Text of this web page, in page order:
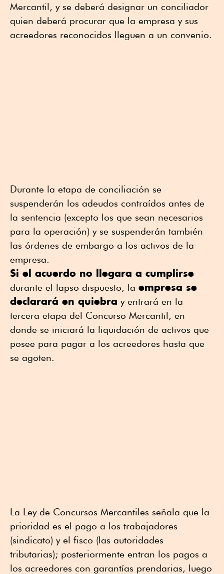
Mercantil, y se deberá designar un conciliador
quien deberá procurar que la empresa y sus
acreedores reconocidos lleguen a un convenio.
Durante la etapa de conciliación se
suspenderán los adeudos contraídos antes de
la sentencia (excepto los que sean necesarios
para la operación) y se suspenderán también
las órdenes de embargo a los activos de la
empresa.
Si el acuerdo no llegara a cumplirse
durante el lapso dispuesto, la empresa se
declarará en quiebra y entrará en la
tercera etapa del Concurso Mercantil, en
donde se iniciará la liquidación de activos que
posee para pagar a los acreedores hasta que
se agoten.
La Ley de Concursos Mercantiles señala que la
prioridad es el pago a los trabajadores
(sindicato) y el fisco (las autoridades
tributarias); posteriormente entran los pagos a
los acreedores con garantías prendarias, luego